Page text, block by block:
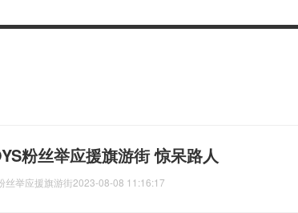
粉丝举应援旗游街 惊呆路人
丝举应援旗游街2023-08-08 11:16:17